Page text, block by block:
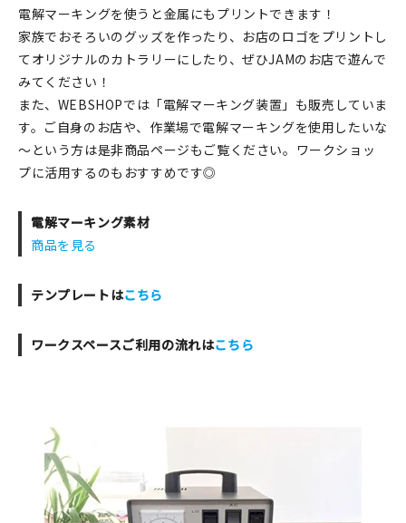
電解マーキングを使うと金属にもプリントできます！
家族でおそろいのグッズを作ったり、お店のロゴをプリントし
てオリジナルのカトラリーにしたり、ぜひJAMのお店で遊んで
みてください！
また、WEBSHOPでは「電解マーキング装置」も販売していま
す。ご自身のお店や、作業場で電解マーキングを使用したいな
～という方は是非商品ページもご覧ください。ワークショッ
プに活用するのもおすすめです◎
電解マーキング素材
商品を見る
テンプレートはこちら
ワークスペースご利用の流れはこちら